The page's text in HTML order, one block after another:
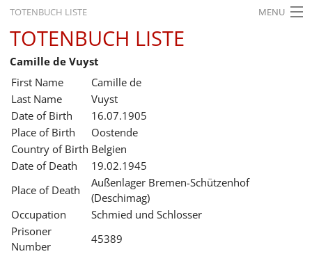
TOTENBUCH LISTE MENU
STARTSEITE
AUSSTELLUNGEN
GESCHICHTE
BILDUNG
FORSCHUNG
Leichte Sprache Back
Leichte
Sprache
Gebärdensprache
TOTENBUCH LISTE
Camille de Vuyst
First Name
Camille de
Last Name
Vuyst
Date of Birth
16.07.1905
Place of Birth
Oostende
Country of Birth Belgien
Date of Death
19.02.1945
Place of Death
Außenlager Bremen-Schützenhof
(Deschimag)
Occupation
Schmied und Schlosser
Prisoner
Number
45389